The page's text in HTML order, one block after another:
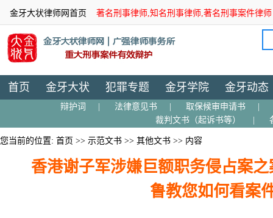
金牙大状律师网首页 著名刑事律师,知名刑事律师,著名刑事案件律师
首页 金牙大状 犯罪专题 金牙学院 金牙动态
辩护词 法律意见书 取保候审申请书
裁判文书（起诉书等）
您当前的位置: 首页 >> 示范文书 >> 其他文书 >> 内容
香港谢子军涉嫌巨额职务侵占案
鲁教您如何看案